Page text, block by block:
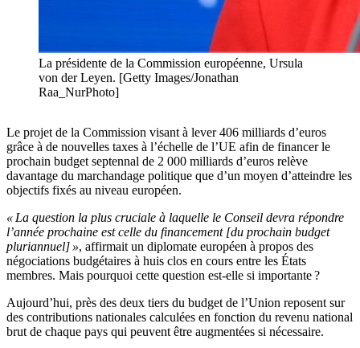
La présidente de la Commission européenne, Ursula
von der Leyen. [Getty Images/Jonathan
Raa_NurPhoto]
Le projet de la Commission visant à lever 406 milliards d’euros
grâce à de nouvelles taxes à l’échelle de l’UE afin de financer le
prochain budget septennal de 2 000 milliards d’euros relève
davantage du marchandage politique que d’un moyen d’atteindre les
objectifs fixés au niveau européen.
« La question la plus cruciale à laquelle le Conseil devra répondre
l’année prochaine est celle du financement [du prochain budget
pluriannuel] », affirmait un diplomate européen à propos des
négociations budgétaires à huis clos en cours entre les États
membres. Mais pourquoi cette question est-elle si importante ?
Aujourd’hui, près des deux tiers du budget de l’Union reposent sur
des contributions nationales calculées en fonction du revenu national
brut de chaque pays qui peuvent être augmentées si nécessaire.